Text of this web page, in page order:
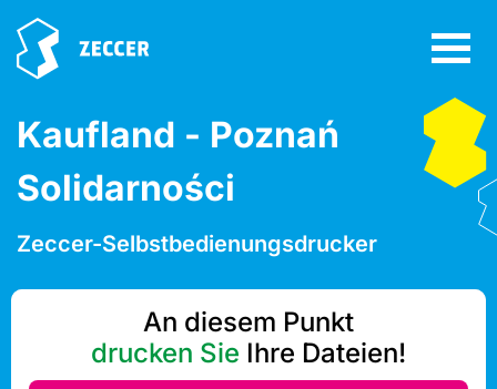
Kaufland - Poznań
Solidarności
Zeccer-Selbstbedienungsdrucker
An diesem Punkt
drucken Sie Ihre Dateien!